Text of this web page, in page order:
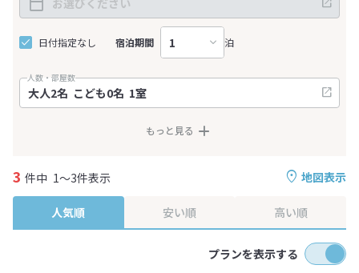
日付指定なし 宿泊期間 泊
人数・部屋数
もっと見る
地図表示
3 件中 1～3件表示
人気順 安い順 高い順
プランを表示する